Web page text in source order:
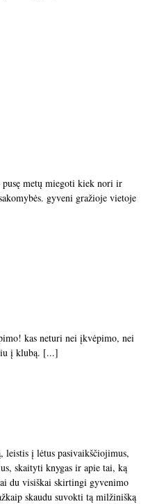
metų miegoti kiek nori ir
gyveni gražioje vietoje
kas neturi nei įkvėpimo, nei
į klubą. [...]
į lėtus pasivaikščiojimus,
skaityti knygas ir apie tai, ką
du visiškai skirtingi gyvenimo
skaudu suvokti tą milžinišką